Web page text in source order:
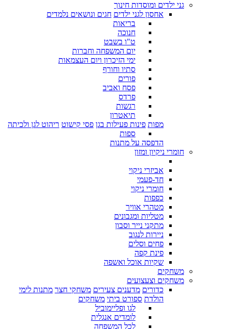
גני ילדים ומוסדות חינוך
אחסון לגני ילדים חגים ונושאים נלמדים
בריאות
חנוכה
ט"ו בשבט
יום המשפחה וחברות
ימי הזיכרון ויום העצמאות
סתיו וחורף
פורים
פסח ואביב
פרדס
רגשות
תיאטרון
מפות פינות פעילות בגן פסי קישוט ריהוט לגן ולכיתה
ספות
הדפסה על מתנות
חומרי ניקיון ומזון
אביזרי ניקוי
חד-פעמי
חומרי ניקוי
כפפות
מטהרי אוויר
מטליות ומגבונים
מתקני נייר וסבון
ניירות לנגוב
פחים וסלים
פינת קפה
שקיות אוכל ואשפה
משחקים
משחקים וצעצועים
כדורים מדענים צעירים משחקי חצר מתנות לימי
הולדת ספורט ביתי משחקים
לגו ופליימוביל
לומדים אנגלית
לכל המשפחה